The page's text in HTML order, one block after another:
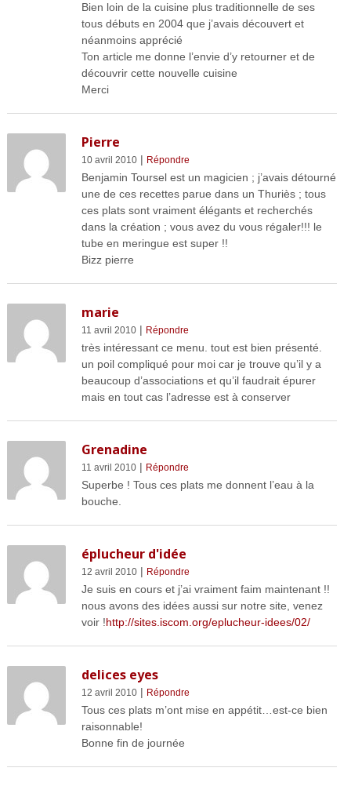
Bien loin de la cuisine plus traditionnelle de ses
tous débuts en 2004 que j’avais découvert et
néanmoins apprécié
Ton article me donne l’envie d’y retourner et de
découvrir cette nouvelle cuisine
Merci
Pierre
10 avril 2010| Répondre
Benjamin Toursel est un magicien ; j’avais détourné
une de ces recettes parue dans un Thuriès ; tous
ces plats sont vraiment élégants et recherchés
dans la création ; vous avez du vous régaler!!! le
tube en meringue est super !!
Bizz pierre
marie
11 avril 2010| Répondre
très intéressant ce menu. tout est bien présenté.
un poil compliqué pour moi car je trouve qu’il y a
beaucoup d’associations et qu’il faudrait épurer
mais en tout cas l’adresse est à conserver
Grenadine
11 avril 2010| Répondre
Superbe ! Tous ces plats me donnent l’eau à la
bouche.
éplucheur d'idée
12 avril 2010| Répondre
Je suis en cours et j’ai vraiment faim maintenant !!
nous avons des idées aussi sur notre site, venez
voir !http://sites.iscom.org/eplucheur-idees/02/
delices eyes
12 avril 2010| Répondre
Tous ces plats m’ont mise en appétit…est-ce bien
raisonnable!
Bonne fin de journée